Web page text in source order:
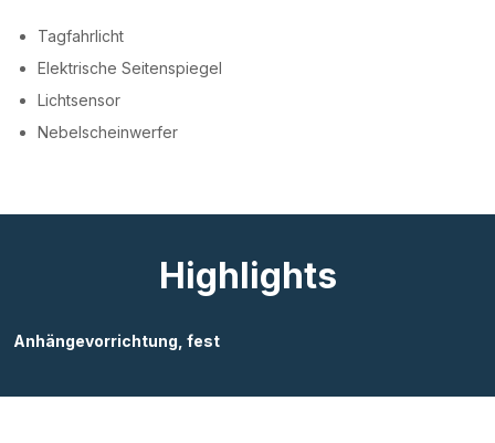
Tagfahrlicht
Elektrische Seitenspiegel
Lichtsensor
Nebelscheinwerfer
Highlights
Anhängevorrichtung, fest